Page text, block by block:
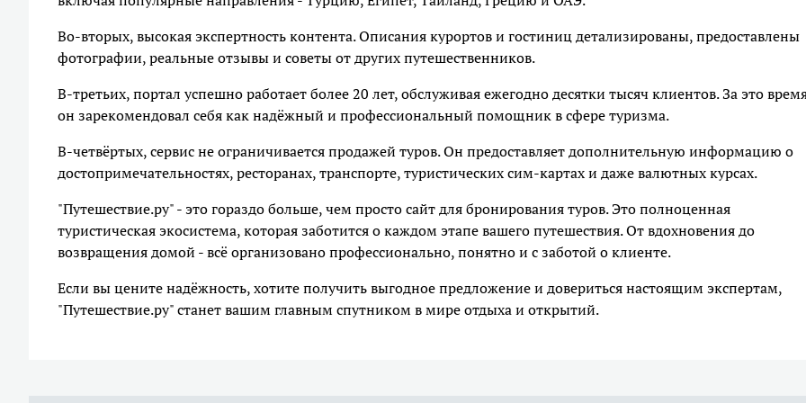
Во‑вторых, высокая экспертность контента. Описания курортов и гостиниц детализированы, предоставлены
фотографии, реальные отзывы и советы от других путешественников.
В‑третьих, портал успешно работает более 20 лет, обслуживая ежегодно десятки тысяч клиентов. За это
он зарекомендовал себя как надёжный и профессиональный помощник в сфере туризма.
В‑четвёртых, сервис не ограничивается продажей туров. Он предоставляет дополнительную информацию о
достопримечательностях, ресторанах, транспорте, туристических сим‑картах и даже валютных курсах.
"Путешествие.ру" - это гораздо больше, чем просто сайт для бронирования туров. Это полноценная
туристическая экосистема, которая заботится о каждом этапе вашего путешествия. От вдохновения до
возвращения домой - всё организовано профессионально, понятно и с заботой о клиенте.
Если вы цените надёжность, хотите получить выгодное предложение и довериться настоящим экспертам,
"Путешествие.ру" станет вашим главным спутником в мире отдыха и открытий.